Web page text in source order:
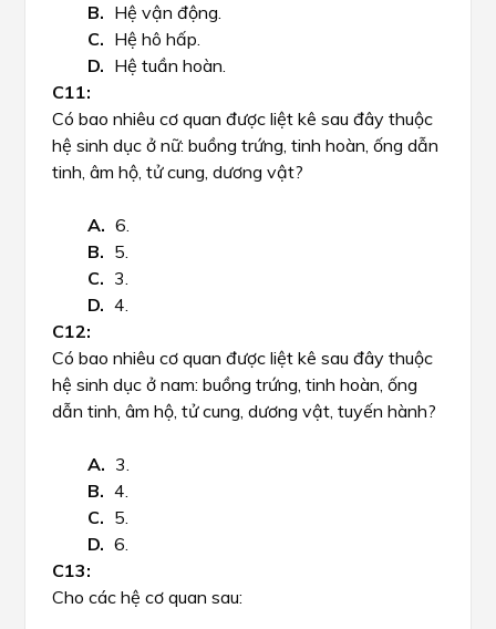
Hệ vận động.
Hệ hô hấp.
Hệ tuần hoàn.
Có bao nhiêu cơ quan được liệt kê sau đây thuộc
hệ sinh dục ở nữ: buồng trứng, tinh hoàn, ống dẫn
tinh, âm hộ, tử cung, dương vật?
6.
5.
3.
4.
Có bao nhiêu cơ quan được liệt kê sau đây thuộc
hệ sinh dục ở nam: buồng trứng, tinh hoàn, ống
dẫn tinh, âm hộ, tử cung, dương vật, tuyến hành?
3.
4.
5.
6.
Cho các hệ cơ quan sau: